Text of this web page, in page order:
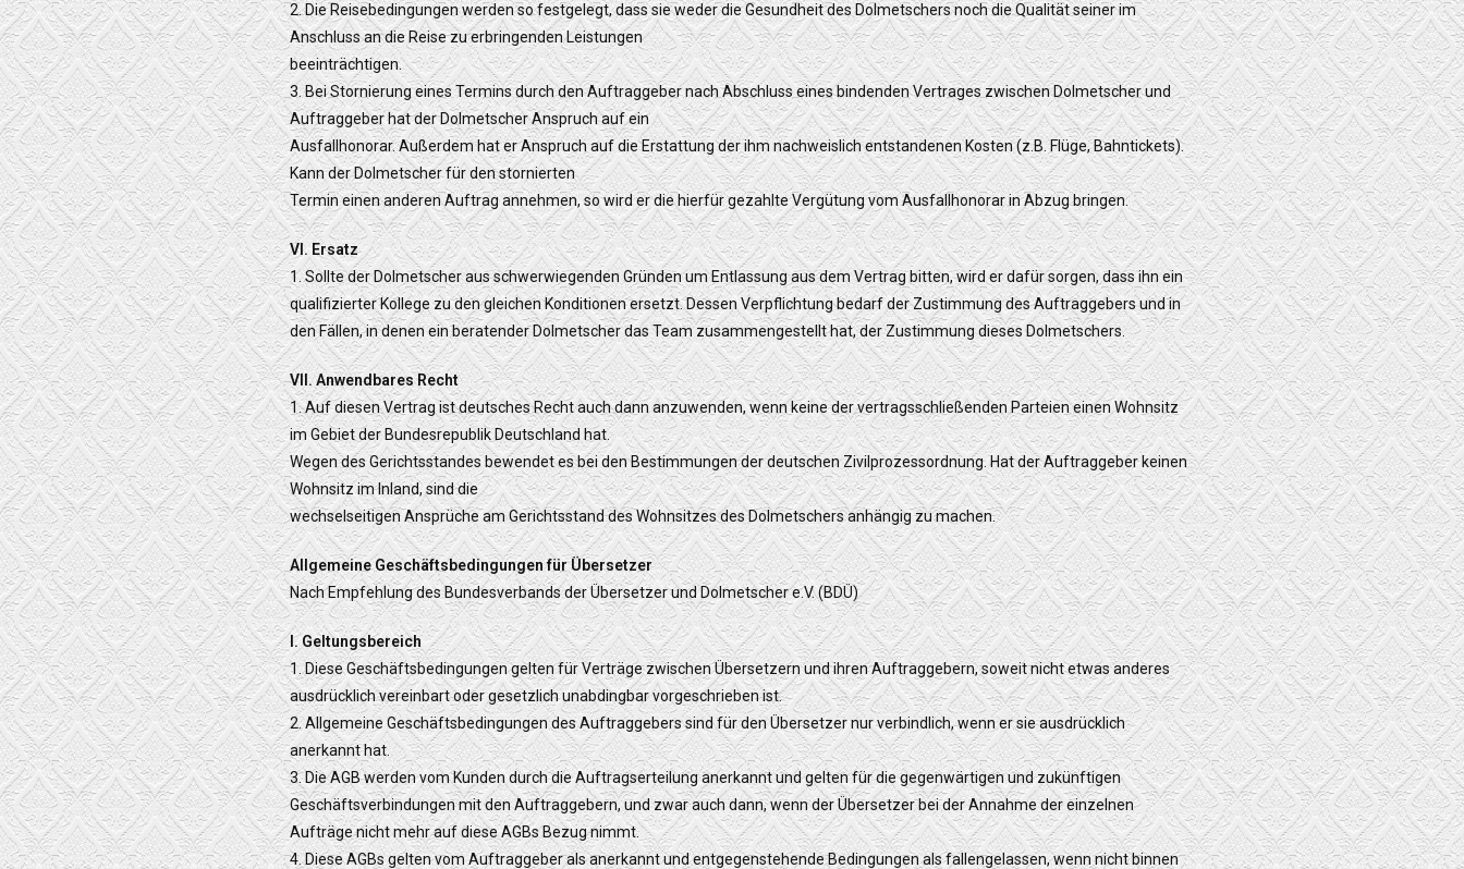
2. Die Reisebedingungen werden so festgelegt, dass sie weder die Gesundheit des Dolmetschers noch die Qualität seiner im
Anschluss an die Reise zu erbringenden Leistungen
beeinträchtigen.
3. Bei Stornierung eines Termins durch den Auftraggeber nach Abschluss eines bindenden Vertrages zwischen Dolmetscher und
Auftraggeber hat der Dolmetscher Anspruch auf ein
Ausfallhonorar. Außerdem hat er Anspruch auf die Erstattung der ihm nachweislich entstandenen Kosten (z.B. Flüge, Bahntickets).
Kann der Dolmetscher für den stornierten
Termin einen anderen Auftrag annehmen, so wird er die hierfür gezahlte Vergütung vom Ausfallhonorar in Abzug bringen.
VI. Ersatz
1. Sollte der Dolmetscher aus schwerwiegenden Gründen um Entlassung aus dem Vertrag bitten, wird er dafür sorgen, dass ihn ein
qualifizierter Kollege zu den gleichen Konditionen ersetzt. Dessen Verpflichtung bedarf der Zustimmung des Auftraggebers und in
den Fällen, in denen ein beratender Dolmetscher das Team zusammengestellt hat, der Zustimmung dieses Dolmetschers.
VII. Anwendbares Recht
1. Auf diesen Vertrag ist deutsches Recht auch dann anzuwenden, wenn keine der vertragsschließenden Parteien einen Wohnsitz
im Gebiet der Bundesrepublik Deutschland hat.
Wegen des Gerichtsstandes bewendet es bei den Bestimmungen der deutschen Zivilprozessordnung. Hat der Auftraggeber keinen
Wohnsitz im Inland, sind die
wechselseitigen Ansprüche am Gerichtsstand des Wohnsitzes des Dolmetschers anhängig zu machen.
Allgemeine Geschäftsbedingungen für Übersetzer
Nach Empfehlung des Bundesverbands der Übersetzer und Dolmetscher e.V. (BDÜ)
I. Geltungsbereich
1. Diese Geschäftsbedingungen gelten für Verträge zwischen Übersetzern und ihren Auftraggebern, soweit nicht etwas anderes
ausdrücklich vereinbart oder gesetzlich unabdingbar vorgeschrieben ist.
2. Allgemeine Geschäftsbedingungen des Auftraggebers sind für den Übersetzer nur verbindlich, wenn er sie ausdrücklich
anerkannt hat.
3. Die AGB werden vom Kunden durch die Auftragserteilung anerkannt und gelten für die gegenwärtigen und zukünftigen
Geschäftsverbindungen mit den Auftraggebern, und zwar auch dann, wenn der Übersetzer bei der Annahme der einzelnen
Aufträge nicht mehr auf diese AGBs Bezug nimmt.
4. Diese AGBs gelten vom Auftraggeber als anerkannt und entgegenstehende Bedingungen als fallengelassen, wenn nicht binnen